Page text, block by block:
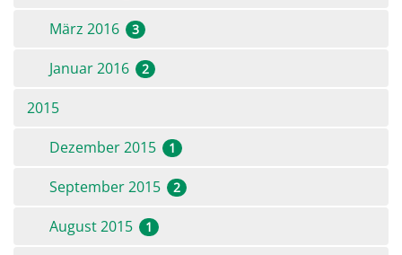
März 2016 3
Januar 2016 2
2015
Dezember 2015
1
September 2015 2
August 2015 1